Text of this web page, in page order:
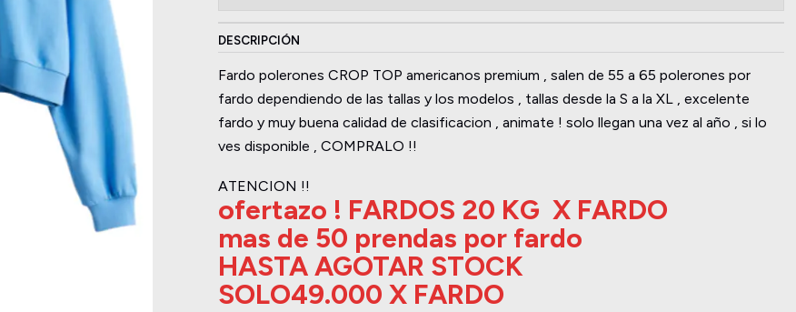
DESCRIPCIÓN
Fardo polerones CROP TOP americanos premium , salen de 55 a 65 polerones por
fardo dependiendo de las tallas y los modelos , tallas desde la S a la XL , excelente
fardo y muy buena calidad de clasificacion , animate ! solo llegan una vez al año , si lo
ves disponible , COMPRALO !!
ATENCION !!
ofertazo ! FARDOS 20 KG X FARDO
mas de 50 prendas por fardo
HASTA AGOTAR STOCK
SOLO49.000 X FARDO